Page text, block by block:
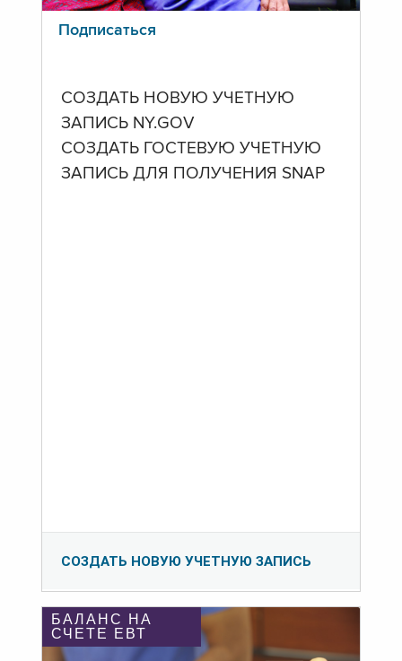
Подписаться
СОЗДАТЬ НОВУЮ УЧЕТНУЮ
ЗАПИСЬ NY.GOV
СОЗДАТЬ ГОСТЕВУЮ УЧЕТНУЮ
ЗАПИСЬ ДЛЯ ПОЛУЧЕНИЯ SNAP
СОЗДАТЬ НОВУЮ УЧЕТНУЮ ЗАПИСЬ
БАЛАНС НА
СЧЕТЕ ЕВТ